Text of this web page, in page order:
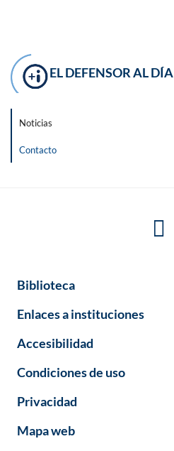
EL DEFENSOR AL DÍA
Noticias
Contacto
Biblioteca
Enlaces a instituciones
Accesibilidad
Condiciones de uso
Privacidad
Mapa web